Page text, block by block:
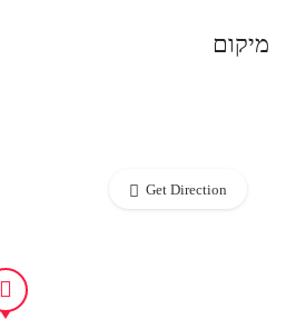
מיקום
Get Direction